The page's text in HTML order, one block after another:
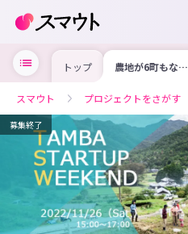
トップ 農地が6町もない
集落で新規就農か
を継続してこられ
た秘訣
スマウト プロジェクトをさがす
募集終了